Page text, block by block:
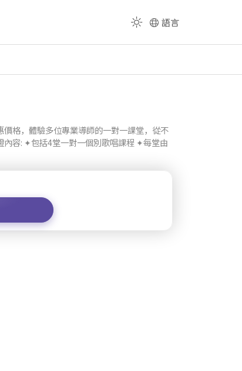
語言
格，體驗多位專業導師的一對一課堂，從不
內容: ✦包括4堂一對一個別歌唱課程 ✦每堂由